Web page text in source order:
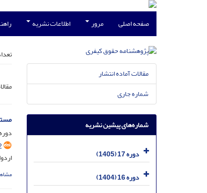
صفحه اصلی مرور اطلاعات نشریه
دوره 11، شماره 2، دی
مقالات آماده انتشار
شماره جاری
شماره‌های پیشین نشریه
دوره 17 (1405)
دوره 16 (1404)